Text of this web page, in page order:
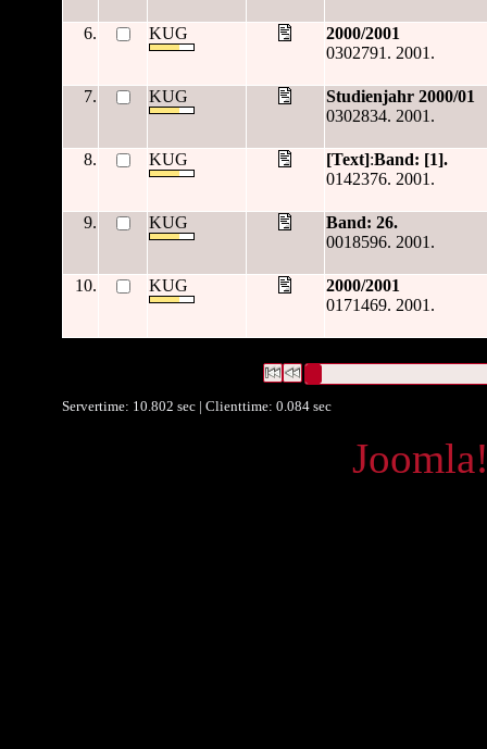
6. KUG
2000/2001
0302791. 2001.
7. KUG
Studienjahr 2000/01
0302834. 2001.
8. KUG [Text]:Band: [1].
0142376. 2001.
9. KUG
Band: 26.
0018596. 2001.
10. KUG
2000/2001
0171469. 2001.
Servertime: 10.802 sec | Clienttime: 0.084 sec